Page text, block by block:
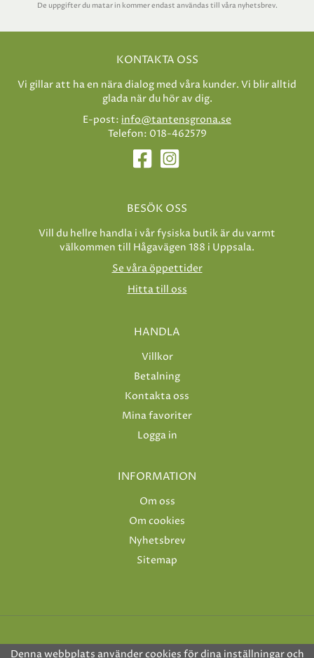
De uppgifter du matar in kommer endast användas till våra nyhetsbrev.
KONTAKTA OSS
Vi gillar att ha en nära dialog med våra kunder. Vi blir alltid
glada när du hör av dig.
E-post: info@tantensgrona.se
Telefon: 018-462579
BESÖK OSS
Vill du hellre handla i vår fysiska butik är du varmt
välkommen till Hågavägen 188 i Uppsala.
Se våra öppettider
Hitta till oss
HANDLA
Villkor
Betalning
Kontakta oss
Mina favoriter
Logga in
INFORMATION
Om oss
Om cookies
Nyhetsbrev
Sitemap
Denna webbplats använder cookies för dina inställningar och